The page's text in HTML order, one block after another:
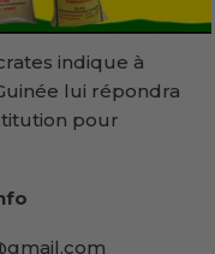
indique à
lui répondra
pour